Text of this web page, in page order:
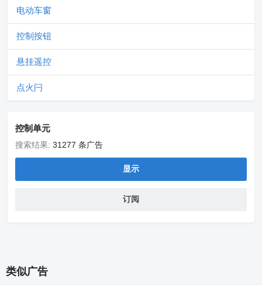
电动车窗
控制按钮
悬挂遥控
点火闩
控制单元
搜索结果: 31277 条广告
显示
订阅
类似广告